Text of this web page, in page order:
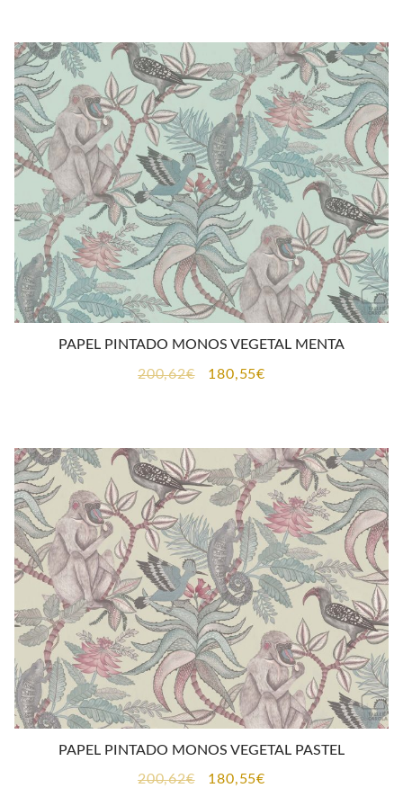
era:
200,62€.
es:
180,55€.
PAPEL PINTADO MONOS VEGETAL MENTA
200,62€
El
era:
200,62€.
180,55€El
es:
180,55€.
PAPEL PINTADO MONOS VEGETAL PASTEL
200,62€
El180,55€El